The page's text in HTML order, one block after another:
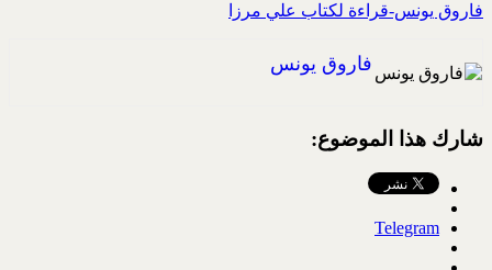
فاروق يونس-قراءة لكتاب علي مرزا
فاروق يونس
شارك هذا الموضوع:
Telegram